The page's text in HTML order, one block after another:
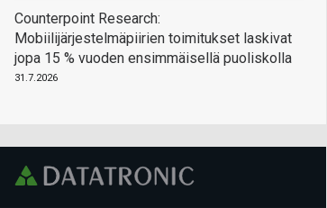
Counterpoint Research:
Mobiilijärjestelmäpiirien toimitukset laskivat
jopa 15 % vuoden ensimmäisellä puoliskolla
31.7.2026